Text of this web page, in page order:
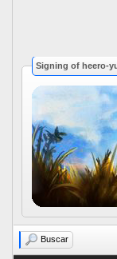
Signing of heero-
Buscar